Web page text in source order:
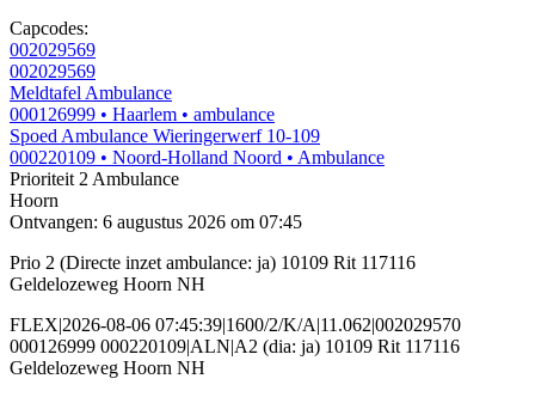
Capcodes:
002029569
002029569
Meldtafel Ambulance
000126999 • Haarlem • ambulance
Spoed Ambulance Wieringerwerf 10-109
000220109 • Noord-Holland Noord • Ambulance
Prioriteit 2 Ambulance
Hoorn
Ontvangen: 6 augustus 2026 om 07:45
Prio 2 (Directe inzet ambulance: ja) 10109 Rit 117116
Geldelozeweg Hoorn NH
FLEX|2026-08-06 07:45:39|1600/2/K/A|11.062|002029570
000126999 000220109|ALN|A2 (dia: ja) 10109 Rit 117116
Geldelozeweg Hoorn NH